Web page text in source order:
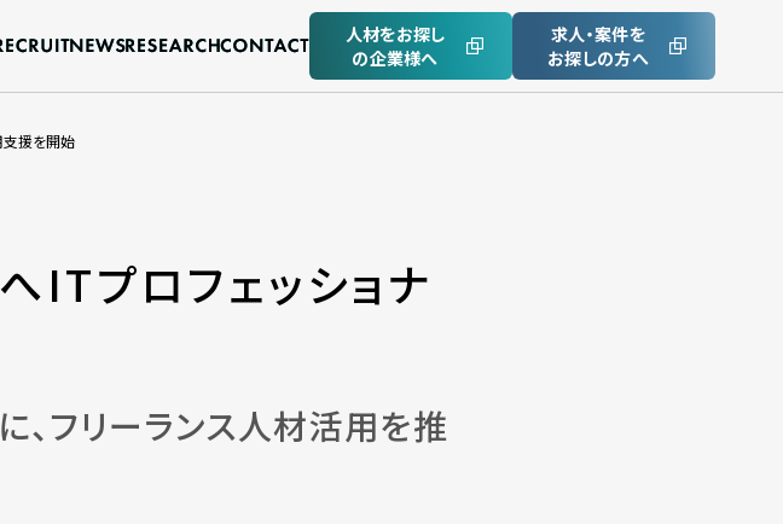
人材をお探し
の企業様へ
求人・案件を
お探しの方へ
支援を開始
ITプロフェッショナ
フリーランス人材活用を推